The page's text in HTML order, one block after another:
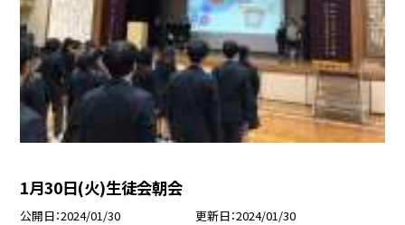
1月30日(火)生徒会朝会
公開日 2024/01/30 更新日 2024/01/30